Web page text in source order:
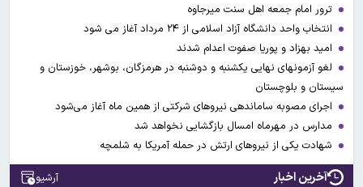
ترور امام جمعه اهل سنت میرجاوه
انتخاب واحد دانشگاه آزاد اسلامی از ۲۴ مرداد آغاز می شود
امید بهزاد و پوریا صفوت اعدام شدند
لغو آزمونهای نهایی یکشنبه و دوشنبه در هرمزگان، بوشهر، خوزستان و
سیستان و بلوچستان
اجرای مصوبه ساماندهی نیرو‌های شرکتی از همین ماه آغاز می‌شود
مدارس در مهرماه امسال بازگشایی نخواهد شد
شهادت یکی از نیروهای ارتش در حمله آمریکا به شلمچه
آخرین اخبار آرشیو